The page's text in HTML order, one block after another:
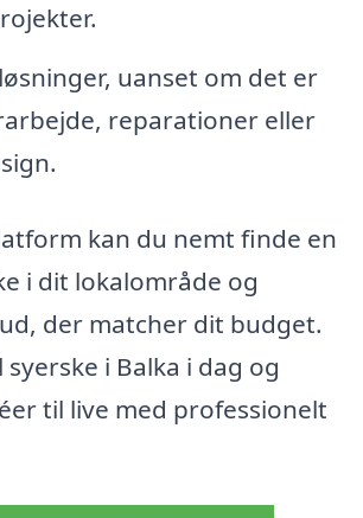
uanset om det er
reparationer eller
kan du nemt finde en
i dit lokalområde og
der matcher dit budget.
i Balka i dag og
til live med professionelt